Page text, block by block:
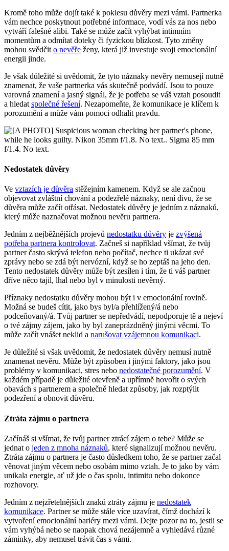
Kromě toho může dojít také k poklesu důvěry mezi vámi. Partnerka
vám nechce poskytnout potřebné informace, vodí vás za nos nebo
vytváří falešné alibi. Také se může začít vyhýbat intimním
momentům a odmítat doteky či fyzickou blízkost. Tyto změny
mohou svědčit o nevěře ženy, která již investuje svoji emocionální
energii jinde.
Je však důležité si uvědomit, že tyto náznaky nevěry nemusejí nutně
znamenat, že vaše partnerka vás skutečně podvádí. Jsou to pouze
varovná znamení a jasný signál, že je potřeba se váš vztah posoudit
a hledat společné řešení. Nezapomeňte, že komunikace je klíčem k
porozumění a může vám pomoci odhalit pravdu.
Nedostatek důvěry
Ve vztazích je důvěra stěžejním kamenem. Když se ale začnou
objevovat zvláštní chování a podezřelé náznaky, není divu, že se
důvěra může začít otřásat. Nedostatek důvěry je jedním z náznaků,
který může naznačovat možnou nevěru partnera.
Jedním z nejběžnějších projevů nedostatku důvěry je zvýšená
potřeba partnera kontrolovat. Začneš si například všímat, že tvůj
partner často skrývá telefon nebo počítač, nechce ti ukázat své
zprávy nebo se zdá být nervózní, když se ho zeptáš na jeho den.
Tento nedostatek důvěry může být zesílen i tím, že ti váš partner
dříve něco tajil, lhal nebo byl v minulosti nevěrný.
Příznaky nedostatku důvěry mohou být i v emocionální rovině.
Možná se budeš cítit, jako bys byl/a přehlížený/á nebo
podceňovaný/á. Tvůj partner se nepředvádí, nepodporuje tě a nejeví
o tvé zájmy zájem, jako by byl zaneprázdněný jinými věcmi. To
může začít vnášet neklid a narušovat vzájemnou komunikaci.
Je důležité si však uvědomit, že nedostatek důvěry nemusí nutně
znamenat nevěru. Může být způsoben i jinými faktory, jako jsou
problémy v komunikaci, stres nebo nedostatečné porozumění. V
každém případě je důležité otevřeně a upřímně hovořit o svých
obavách s partnerem a společně hledat způsoby, jak rozptýlit
podezření a obnovit důvěru.
Ztráta zájmu o partnera
Začínáš si všímat, že tvůj partner ztrácí zájem o tebe? Může se
jednat o jeden z mnoha náznaků, které signalizují možnou nevěru.
Ztráta zájmu o partnera je často důsledkem toho, že se partner začal
věnovat jiným věcem nebo osobám mimo vztah. Je to jako by vám
unikala energie, ať už jde o čas spolu, intimitu nebo dokonce
rozhovory.
Jedním z nejzřetelnějších znaků ztráty zájmu je nedostatek
komunikace. Partner se může stále více uzavírat, čímž dochází k
vytvoření emocionální bariéry mezi vámi. Dejte pozor na to, jestli se
vám vyhýbá nebo se naopak chová nezájemně a vyhledává různé
záminky, aby nemusel trávit čas s vámi.